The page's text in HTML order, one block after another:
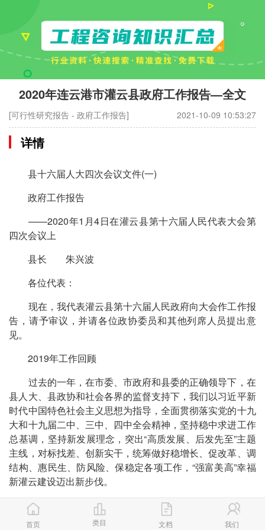
2020年连云港市灌云县政府工作报告—全文
[可行性研究报告 - 政府工作报告] 2021-10-09 10:53:27
详情
县十六届人大四次会议文件(一)
政府工作报告
——2020年1月4日在灌云县第十六届人民代表大会第
四次会议上
县长 朱兴波
各位代表：
现在，我代表灌云县第十六届人民政府向大会作工作报
告，请予审议，并请各位政协委员和其他列席人员提出意
见。
2019年工作回顾
过去的一年，在市委、市政府和县委的正确领导下，在
县人大、县政协和社会各界的监督支持下，我们以习近平新
时代中国特色社会主义思想为指导，全面贯彻落实党的十九
大和十九届二中、三中、四中全会精神，坚持稳中求进工作
总基调，坚持新发展理念，突出“高质发展、后发先至”主题
主线，对标找差、创新实干，统筹做好稳增长、促改革、调
结构、惠民生、防风险、保稳定各项工作，“强富美高”幸福
新灌云建设迈出新步伐。
——这一年，国家主席习近平签署主席令，全国优秀共
产党员、全国“时代楷模”王继才被授予“人民楷模”国家荣誉
首页 类目 文档 我们